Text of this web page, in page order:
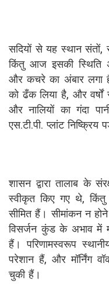
सदियों से यह स्थान
किंतु आज इसकी स्थिति
और कचरे का अंबार लगा
को ढँक लिया है, और
और नालियों का गंदा
एस.टी.पी. प्लांट निष्क्रिय
शासन द्वारा तालाब के
स्वीकृत किए गए थे,
सीमित हैं। सीमांकन न
विसर्जन कुंड के अभाव में
हैं। परिणामस्वरूप
परेशान हैं, और मॉर्निंग
चुकी हैं।